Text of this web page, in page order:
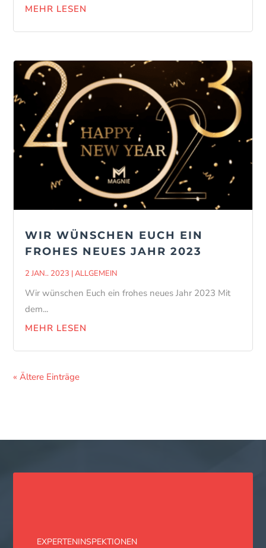
MEHR LESEN
WIR WÜNSCHEN EUCH EIN
FROHES NEUES JAHR 2023
2 JAN.. 2023 |ALLGEMEIN
Wir wünschen Euch ein frohes neues Jahr 2023 Mit
dem...
MEHR LESEN
« Ältere Einträge
EXPERTENINSPEKTIONEN